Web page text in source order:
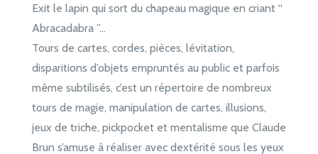
Exit le lapin qui sort du chapeau magique en criant “
Abracadabra ”…
Tours de cartes, cordes, pièces, lévitation,
disparitions d’objets empruntés au public et parfois
même subtilisés, c’est un répertoire de nombreux
tours de magie, manipulation de cartes, illusions,
jeux de triche, pickpocket et mentalisme que Claude
Brun s’amuse à réaliser avec dextérité sous les yeux